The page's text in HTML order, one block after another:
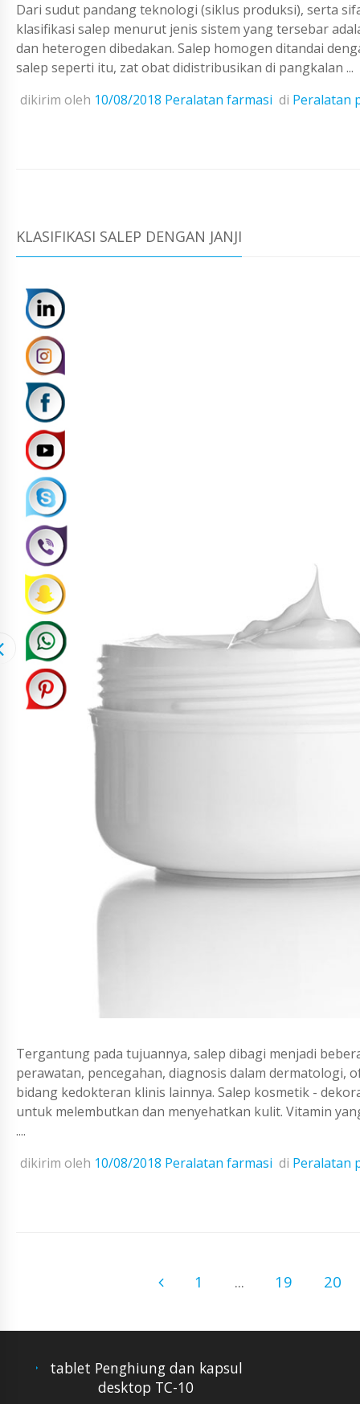
Dari sudut pandang teknologi (siklus produksi), serta
klasifikasi salep menurut jenis sistem yang tersebar
dan heterogen dibedakan. Salep homogen ditandai
salep seperti itu, zat obat didistribusikan di pangkalan ...
dikirim oleh 10/08/2018 Peralatan farmasi di Peralatan
KLASIFIKASI SALEP DENGAN JANJI
Tergantung pada tujuannya, salep dibagi menjadi
perawatan, pencegahan, diagnosis dalam
bidang kedokteran klinis lainnya. Salep kosmetik -
untuk melembutkan dan menyehatkan kulit. Vitamin
....
dikirim oleh 10/08/2018 Peralatan farmasi di Peralatan
1 ... 19 20
tablet Penghiung dan kapsul
desktop TC-10